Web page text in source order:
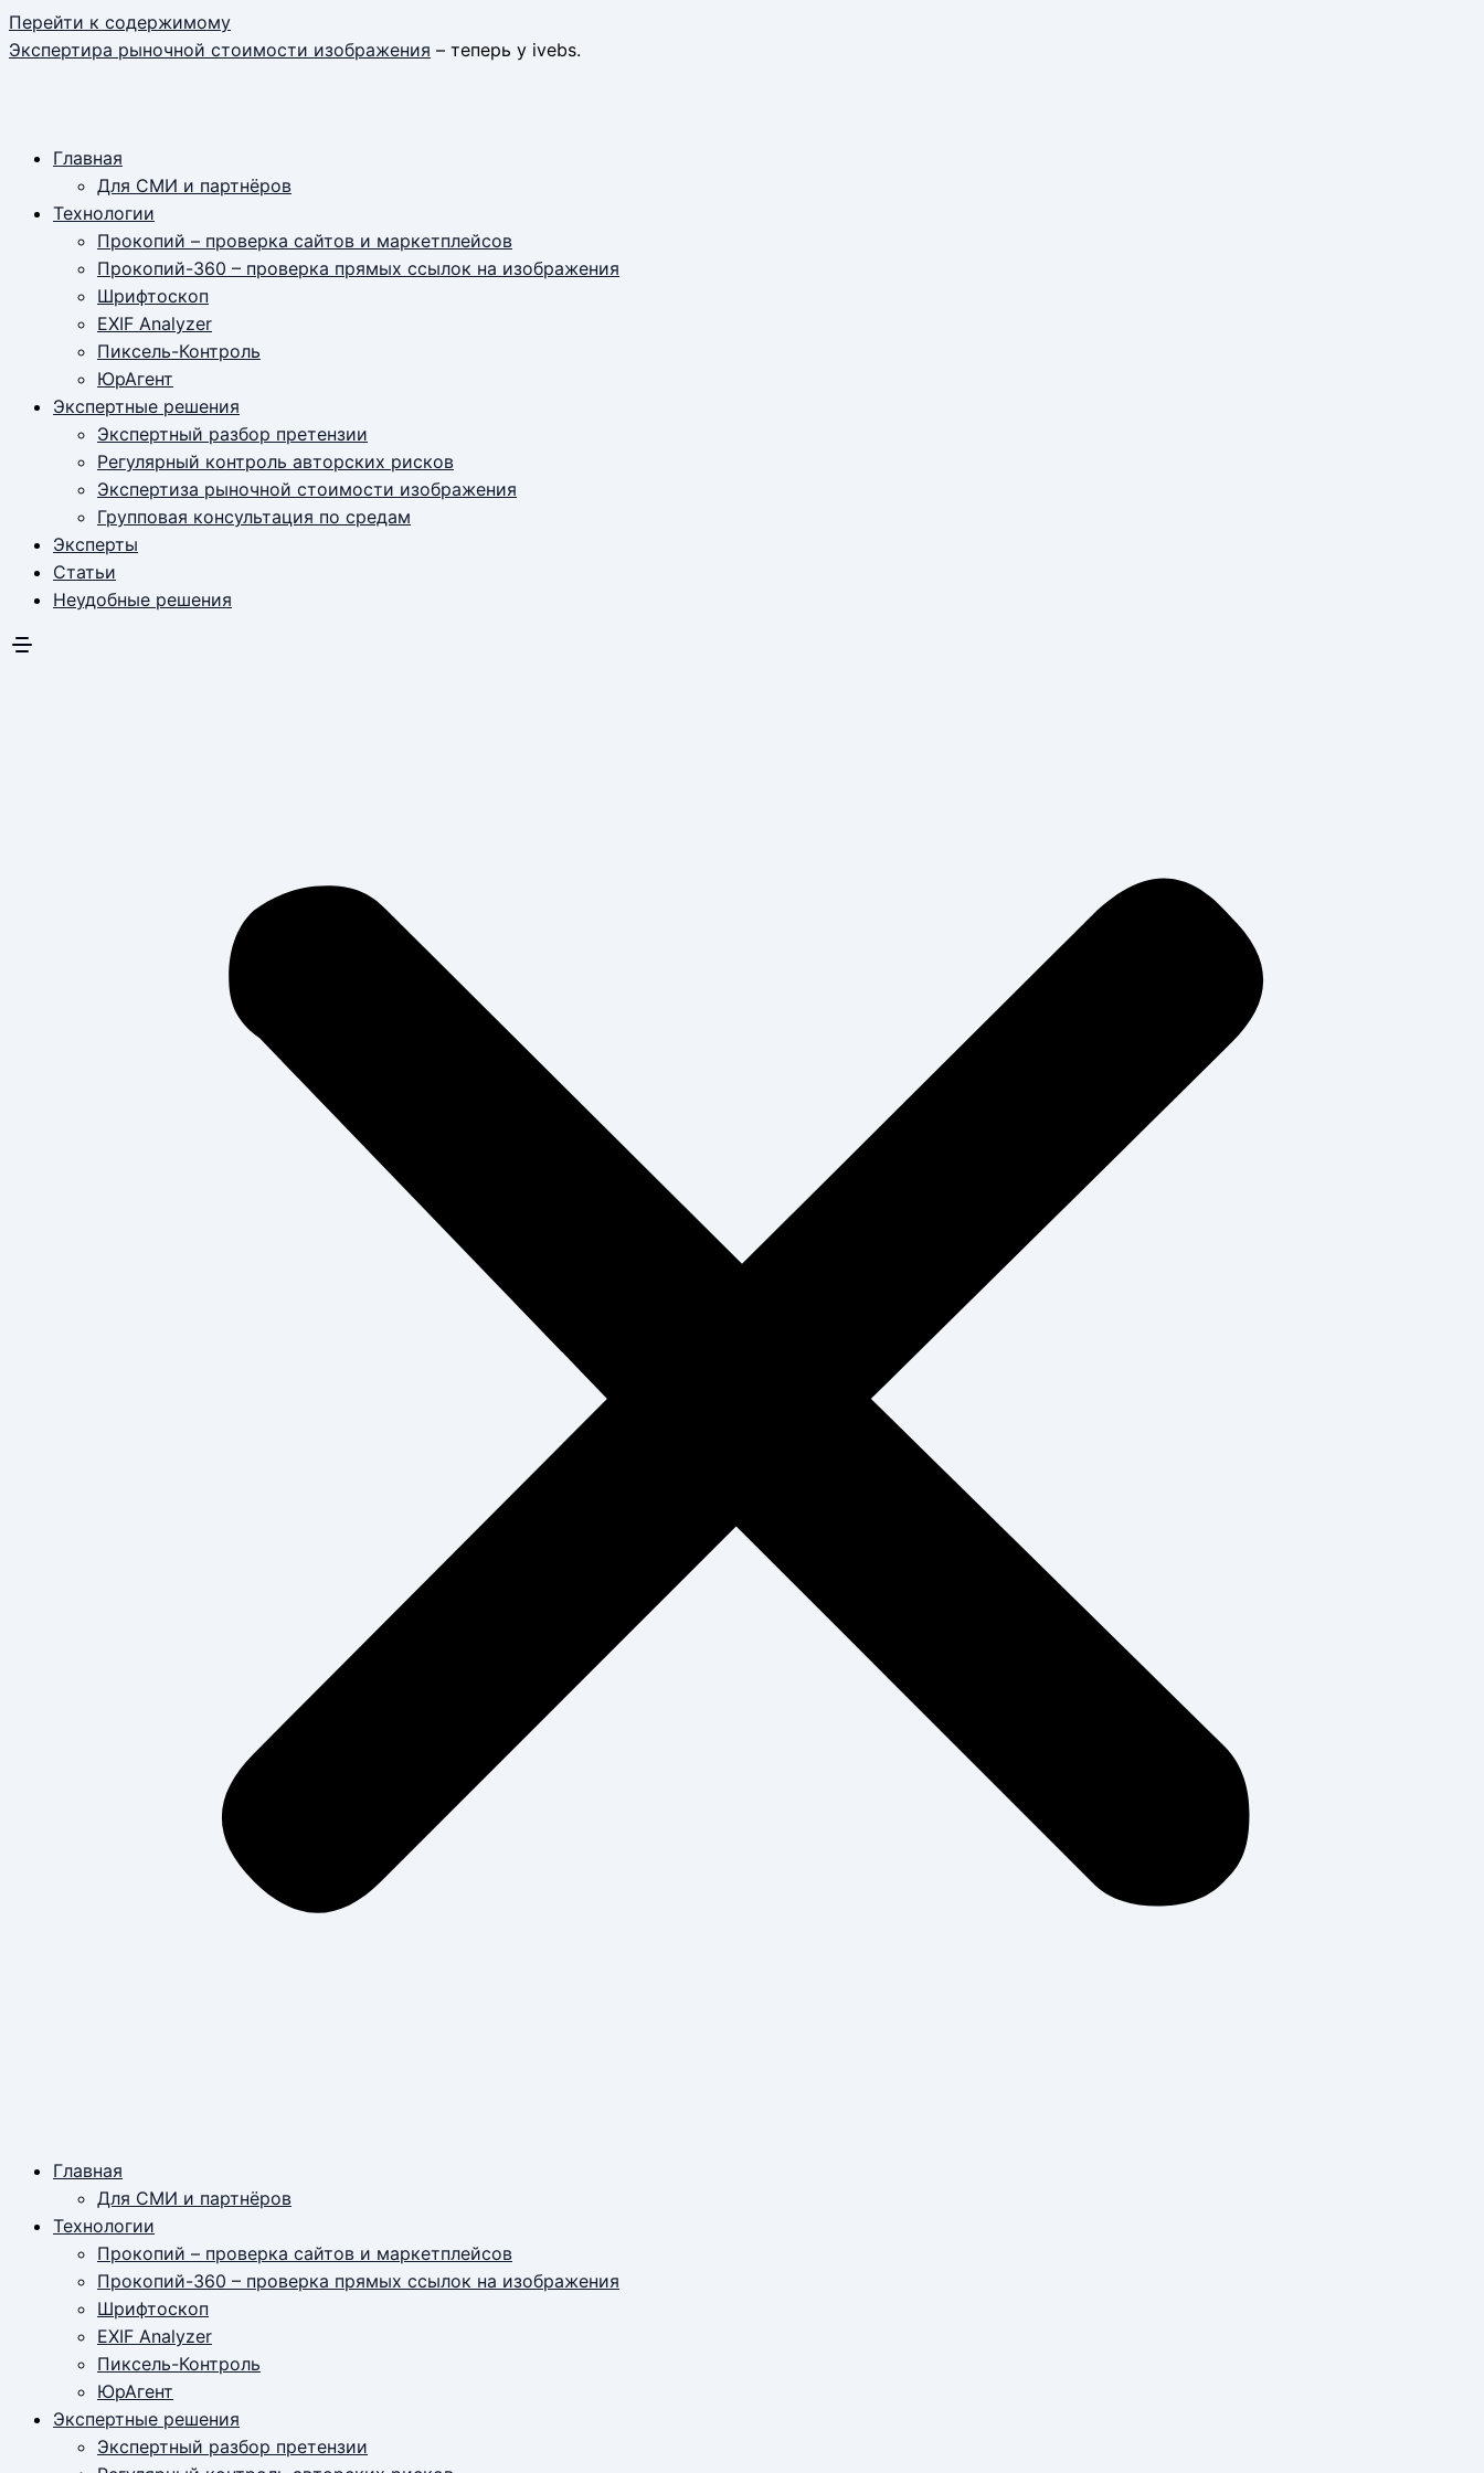
Перейти к содержимому
Экспертира рыночной стоимости изображения – теперь у ivebs.
Главная
Для СМИ и партнёров
Технологии
Прокопий – проверка сайтов и маркетплейсов
Прокопий-360 – проверка прямых ссылок на изображения
Шрифтоскоп
EXIF Analyzer
Пиксель-Контроль
ЮрАгент
Экспертные решения
Экспертный разбор претензии
Регулярный контроль авторских рисков
Экспертиза рыночной стоимости изображения
Групповая консультация по средам
Эксперты
Статьи
Неудобные решения
Главная
Для СМИ и партнёров
Технологии
Прокопий – проверка сайтов и маркетплейсов
Прокопий-360 – проверка прямых ссылок на изображения
Шрифтоскоп
EXIF Analyzer
Пиксель-Контроль
ЮрАгент
Экспертные решения
Экспертный разбор претензии